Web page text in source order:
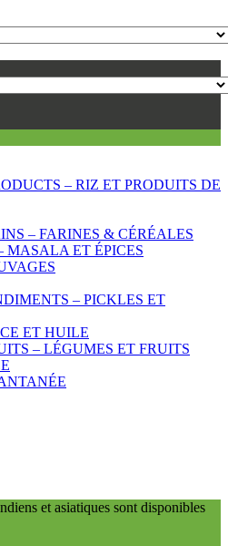
– RIZ ET PRODUITS DE
– FARINES & CÉRÉALES
MASALA ET ÉPICES
– PICKLES ET
ET HUILE
– LÉGUMES ET FRUITS
et asiatiques sont disponibles